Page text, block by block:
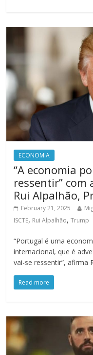
ECONOMIA
“A economia
ressentir” com
Rui Alpalhão,
February 21, 2025
ISCTE, Rui Alpalhão,Trump
“Portugal é uma
internacional, que é
vai-se ressentir”, afirma
Read more